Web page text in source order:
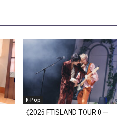
K-Pop
《2026 FTISLAND TOUR 0 —